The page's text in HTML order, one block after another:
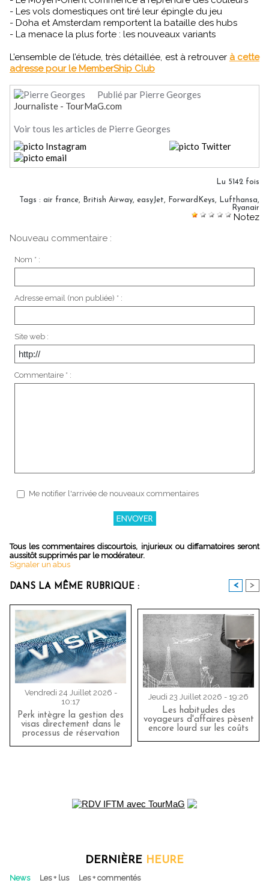
- Les vols domestiques ont tiré leur épingle du jeu
- Doha et Amsterdam remportent la bataille des hubs
- La menace la plus forte : les nouveaux variants
L’ensemble de l’étude, très détaillée, est à retrouver à cette
adresse pour le MemberShip Club
Publié par Pierre Georges
Journaliste - TourMaG.com
Voir tous les articles de Pierre Georges
Lu 5142 fois
Tags : air france, British Airway, easyJet, ForwardKeys, Lufthansa,
Ryanair
Notez
Nouveau commentaire :
Nom * :
Adresse email (non publiée) * :
Site web :
Commentaire * :
Me notifier l'arrivée de nouveaux commentaires
Tous les commentaires discourtois, injurieux ou diffamatoires seront
aussitôt supprimés par le modérateur.
Signaler un abus
DANS LA MÊME RUBRIQUE : < >
Vendredi 24 Juillet 2026 -
10:17
Perk intègre la gestion des
visas directement dans le
processus de réservation
Jeudi 23 Juillet 2026 - 19:26
Les habitudes des
voyageurs d'affaires pèsent
encore lourd sur les coûts
DERNIÈRE HEURE
News Les + lus Les + commentés